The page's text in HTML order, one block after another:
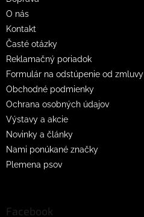
O nás
Kontakt
Časté otázky
Reklamačný poriadok
Formulár na odstúpenie od zmluvy
Obchodné podmienky
Ochrana osobných údajov
Výstavy a akcie
Novinky a články
Nami ponúkané značky
Plemena psov
Facebook